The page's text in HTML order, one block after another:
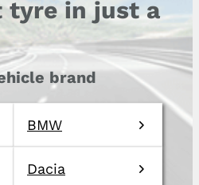
tyre in just a
brand
BMW
Dacia